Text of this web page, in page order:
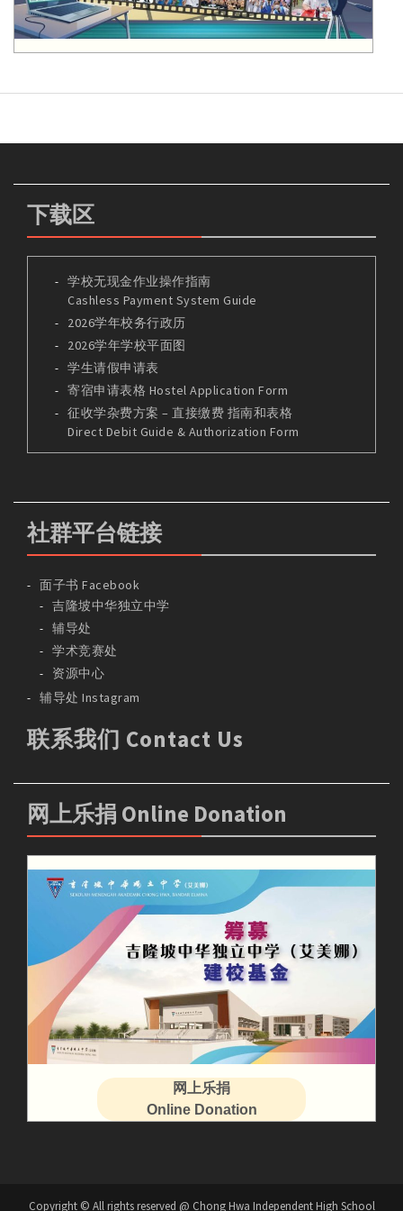
下载区
学校无现金作业操作指南
Cashless Payment System Guide
2026学年校务行政历
2026学年学校平面图
学生请假申请表
寄宿申请表格 Hostel Application Form
征收学杂费方案 – 直接缴费 指南和表格
Direct Debit Guide & Authorization Form
社群平台链接
面子书 Facebook
吉隆坡中华独立中学
辅导处
学术竞赛处
资源中心
辅导处 Instagram
联系我们 Contact Us
网上乐捐 Online Donation
网上乐捐
Online Donation
Copyright © All rights reserved @ Chong Hwa Independent High School